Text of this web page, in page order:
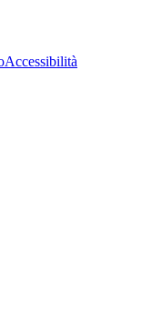
Accessibilità